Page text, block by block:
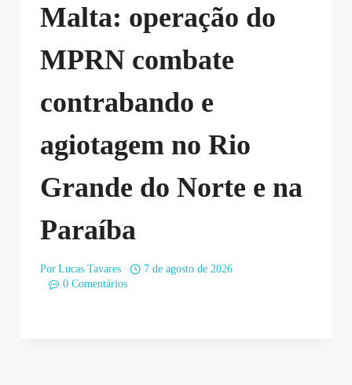
Malta: operação do
MPRN combate
contrabando e
agiotagem no Rio
Grande do Norte e na
Paraíba
Por Lucas Tavares
7 de agosto de 2026
0 Comentários